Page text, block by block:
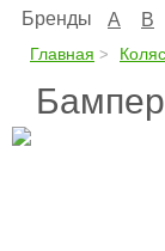
Бренды A B
Главная